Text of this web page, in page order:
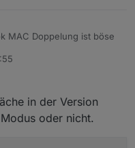
MAC Doppelung ist böse
in der Version
oder nicht.